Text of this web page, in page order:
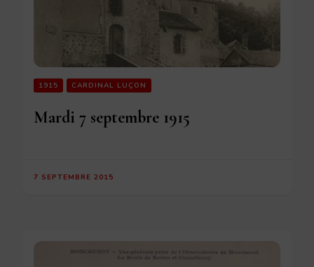
1915 CARDINAL LUÇON
Mardi 7 septembre 1915
7 SEPTEMBRE 2015